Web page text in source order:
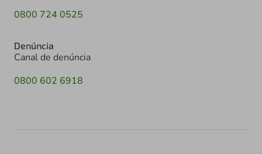
0800 724 0525
Denúncia
Canal de denúncia
0800 602 6918